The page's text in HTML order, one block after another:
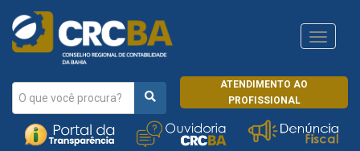
ATENDIMENTO AO
PROFISSIONAL
CRCRJ